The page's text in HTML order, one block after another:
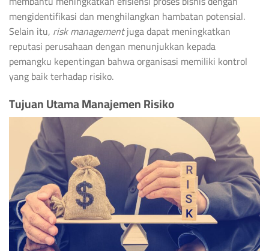
mengidentifikasi dan menghilangkan hambatan potensial.
Selain itu, risk managementjuga dapat meningkatkan
reputasi perusahaan dengan menunjukkan kepada
pemangku kepentingan bahwa organisasi memiliki kontrol
yang baik terhadap risiko.
Tujuan Utama Manajemen Risiko